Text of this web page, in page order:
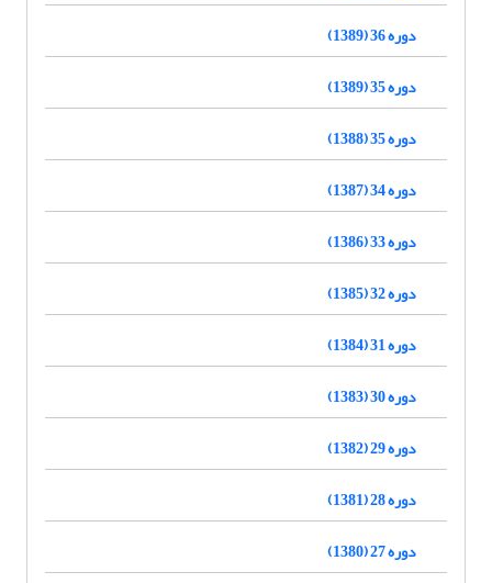
دوره 36 (1389)
دوره 35 (1389)
دوره 35 (1388)
دوره 34 (1387)
دوره 33 (1386)
دوره 32 (1385)
دوره 31 (1384)
دوره 30 (1383)
دوره 29 (1382)
دوره 28 (1381)
دوره 27 (1380)